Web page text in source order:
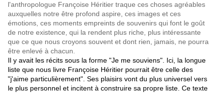
l'anthropologue Françoise Héritier traque ces choses agréables
auxquelles notre être profond aspire, ces images et ces
émotions, ces moments empreints de souvenirs qui font le goût
de notre existence, qui la rendent plus riche, plus intéressante
que ce que nous croyons souvent et dont rien, jamais, ne pourra
être enlevé à chacun.
Il y avait les récits sous la forme "Je me souviens". Ici, la longue
liste que nous livre Françoise Héritier pourrait être celle des
"j'aime particulièrement". Ses plaisirs vont du plus universel vers
le plus personnel et incitent à construire sa propre liste. Ce texte